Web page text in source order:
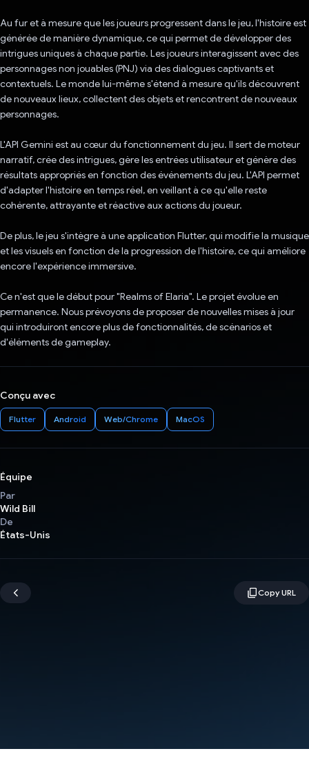
Au fur et à mesure que les joueurs progressent dans le jeu, l'histoire est
générée de manière dynamique, ce qui permet de développer des
intrigues uniques à chaque partie. Les joueurs interagissent avec des
personnages non jouables (PNJ) via des dialogues captivants et
contextuels. Le monde lui-même s'étend à mesure qu'ils découvrent
de nouveaux lieux, collectent des objets et rencontrent de nouveaux
personnages.
L'API Gemini est au cœur du fonctionnement du jeu. Il sert de moteur
narratif, crée des intrigues, gère les entrées utilisateur et génère des
résultats appropriés en fonction des événements du jeu. L'API permet
d'adapter l'histoire en temps réel, en veillant à ce qu'elle reste
cohérente, attrayante et réactive aux actions du joueur.
De plus, le jeu s'intègre à une application Flutter, qui modifie la musique
et les visuels en fonction de la progression de l'histoire, ce qui améliore
encore l'expérience immersive.
Ce n'est que le début pour "Realms of Elaria". Le projet évolue en
permanence. Nous prévoyons de proposer de nouvelles mises à jour
qui introduiront encore plus de fonctionnalités, de scénarios et
d'éléments de gameplay.
Conçu avec
Flutter Android Web/Chrome MacOS
Équipe
Par
Wild Bill
De
États-Unis